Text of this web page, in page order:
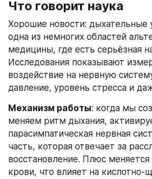
Что говорит наука
Хорошие новости:
одна из немногих областей
медицины, где есть серьёзная
Исследования показывают
воздействие на нервную
давление, уровень стресса и
Механизм работы: когда мы
меняем ритм дыхания,
парасимпатическая нервная
часть, которая отвечает за
восстановление. Плюс меняется
крови, что влияет на кислотно-